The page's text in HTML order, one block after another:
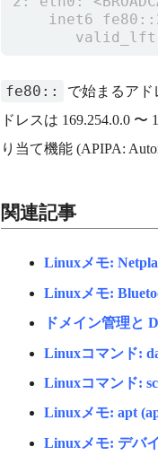
fe80::
で始まるアド
ドレスは 169.254.0.0
り当て機能 (APIPA:
関連記事
Linuxメモ:
Linuxメモ:
ドメイン管理と
Linuxコマンド:
Linuxコマンド:
Linuxメモ: apt
Linuxメモ: デバ